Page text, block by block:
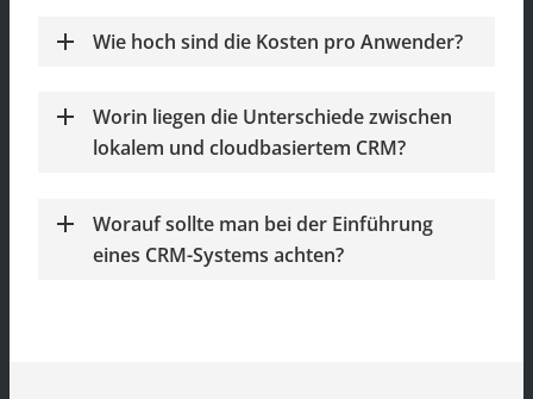
Wie hoch sind die Kosten pro Anwender?
Worin liegen die Unterschiede zwischen
lokalem und cloudbasiertem CRM?
Worauf sollte man bei der Einführung
eines CRM-Systems achten?